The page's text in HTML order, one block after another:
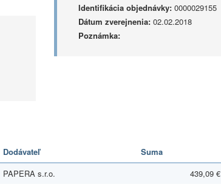
Identifikácia objednávky:0000029155
Dátum zverejnenia:02.02.2018
Poznámka:
Dodávateľ Suma
PAPERA s.r.o. 439,09 €